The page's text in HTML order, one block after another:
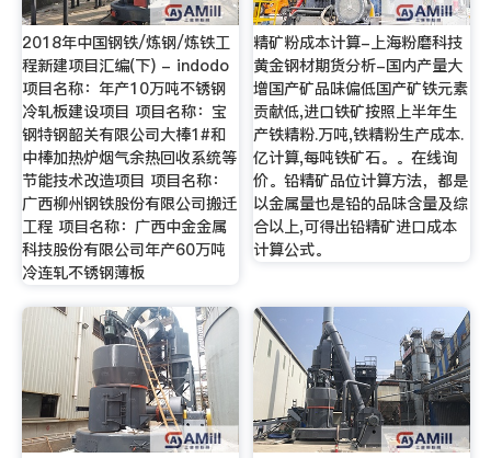
2018年中国钢铁/炼钢/炼铁工
程新建项目汇编(下) - indodo
项目名称：年产10万吨不锈钢
冷轧板建设项目 项目名称：宝
钢特钢韶关有限公司大棒1#和
中棒加热炉烟气余热回收系统等
节能技术改造项目 项目名称：
广西柳州钢铁股份有限公司搬迁
工程 项目名称：广西中金金属
科技股份有限公司年产60万吨
冷连轧不锈钢薄板
精矿粉成本计算-上海粉磨科技
黄金钢材期货分析-国内产量大
增国产矿品味偏低国产矿铁元素
贡献低,进口铁矿按照上半年生
产铁精粉.万吨,铁精粉生产成本.
亿计算,每吨铁矿石。。在线询
价。铅精矿品位计算方法，都是
以金属量也是铅的品味含量及综
合以上,可得出铅精矿进口成本
计算公式。